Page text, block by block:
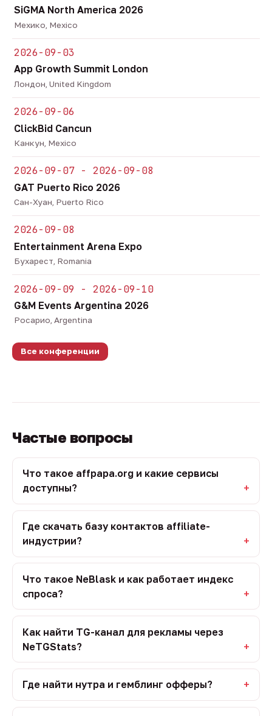
SiGMA North America 2026
Мехико, Mexico
2026-09-03
App Growth Summit London
Лондон, United Kingdom
2026-09-06
ClickBid Cancun
Канкун, Mexico
2026-09-07 - 2026-09-08
GAT Puerto Rico 2026
Сан-Хуан, Puerto Rico
2026-09-08
Entertainment Arena Expo
Бухарест, Romania
2026-09-09 - 2026-09-10
G&M Events Argentina 2026
Росарио, Argentina
Все конференции
Частые вопросы
Что такое affpapa.org и какие сервисы
доступны?
Где скачать базу контактов affiliate-
индустрии?
Что такое NeBlask и как работает индекс
спроса?
Как найти TG-канал для рекламы через
NeTGStats?
Где найти нутра и гемблинг офферы?